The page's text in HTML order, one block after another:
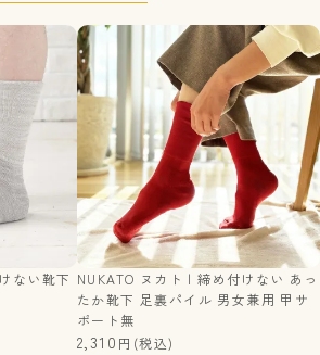
ない靴下 NUKATO ヌカト | 締め付けない あっ
たか靴下 足裏パイル 男女兼用 甲サ
ポート無
2,310 (税込)